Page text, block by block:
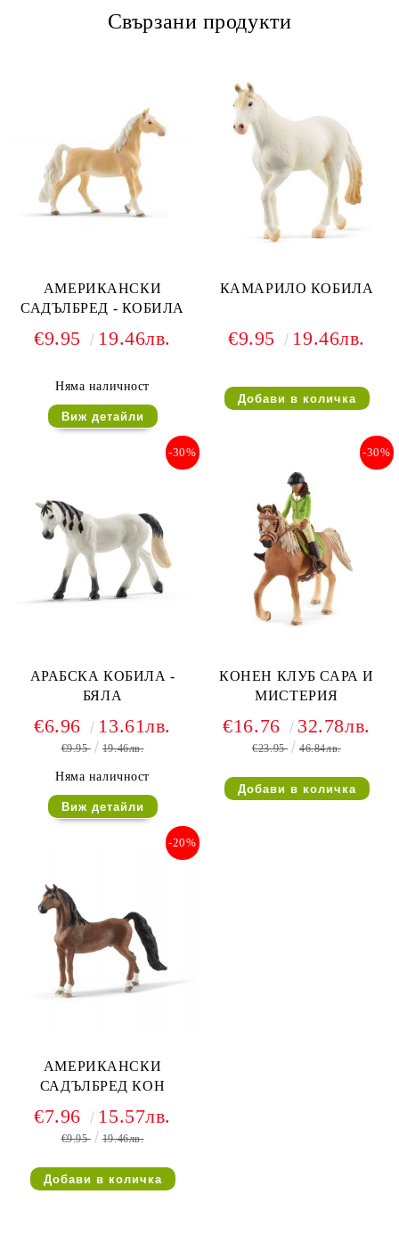
Свързани продукти
АМЕРИКАНСКИ
САДЪЛБРЕД - КОБИЛА
€9.95 19.46лв.
Няма наличност
Виж детайли
КАМАРИЛО КОБИЛА
€9.95 19.46лв.
АРАБСКА КОБИЛА -
БЯЛА
-30%
€6.96 13.61лв.
€9.95 19.46лв.
Няма наличност
Виж детайли
КОНЕН КЛУБ САРА И
МИСТЕРИЯ
-30%
€16.76 32.78лв.
€23.95 46.84лв.
АМЕРИКАНСКИ
САДЪЛБРЕД КОН
-20%
€7.96 15.57лв.
€9.95 19.46лв.